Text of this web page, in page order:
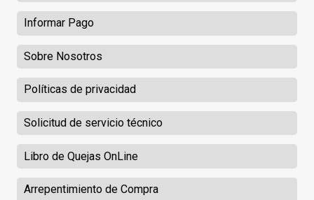
Informar Pago
Sobre Nosotros
Políticas de privacidad
Solicitud de servicio técnico
Libro de Quejas OnLine
Arrepentimiento de Compra